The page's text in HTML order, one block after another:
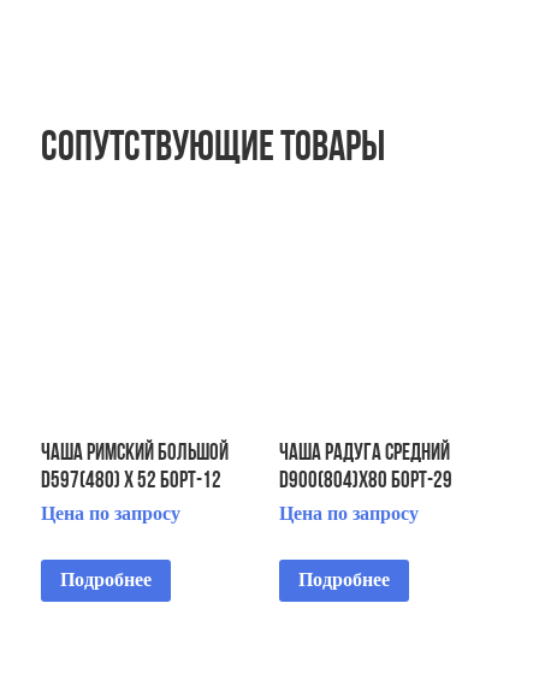
Сопутствующие товары
ЧАША Римский большой
D597(480) х 52 Борт-12
Тумбы-4 Пороги -16
Цена по запросу
Подробнее
ЧАША Радуга средний
D900(804)х80 Борт-29
Плитка-86 крышка-29
Цена по запросу
Подробнее